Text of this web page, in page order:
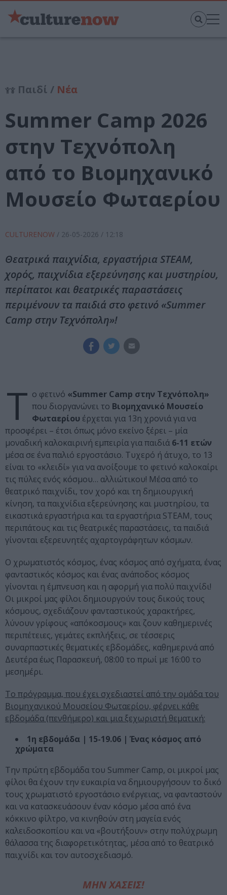
Παιδί / Νέα
Summer Camp 2026
στην Τεχνόπολη
από το Βιομηχανικό
Μουσείο Φωταερίου
CULTURENOW / 26-05-2026 / 12:18
Θεατρικά παιχνίδια, εργαστήρια STEAM,
χορός, παιχνίδια εξερεύνησης και μυστηρίου,
περίπατοι και θεατρικές παραστάσεις
περιμένουν τα παιδιά στο φετινό «Summer
Camp στην Τεχνόπολη»!
Τ ο φετινό «Summer Camp στην Τεχνόπολη»
που διοργανώνει το Βιομηχανικό Μουσείο
Φωταερίου έρχεται για 13η χρονιά για να
προσφέρει – έτσι όπως μόνο εκείνο ξέρει – μία
μοναδική καλοκαιρινή εμπειρία για παιδιά 6-11 ετών
μέσα σε ένα παλιό εργοστάσιο. Τυχερό ή άτυχο, το 13
είναι το «κλειδί» για να ανοίξουμε το φετινό καλοκαίρι
τις πύλες ενός κόσμου… αλλιώτικου! Μέσα από το
θεατρικό παιχνίδι, τον χορό και τη δημιουργική
κίνηση, τα παιχνίδια εξερεύνησης και μυστηρίου, τα
εικαστικά εργαστήρια και τα εργαστήρια STEAM, τους
περιπάτους και τις θεατρικές παραστάσεις, τα παιδιά
γίνονται εξερευνητές αχαρτογράφητων κόσμων.
Ο χρωματιστός κόσμος, ένας κόσμος από σχήματα, ένας
φανταστικός κόσμος και ένας ανάποδος κόσμος
γίνονται η έμπνευση και η αφορμή για πολύ παιχνίδι!
Οι μικροί μας φίλοι δημιουργούν τους δικούς τους
κόσμους, σχεδιάζουν φανταστικούς χαρακτήρες,
λύνουν γρίφους «απόκοσμους» και ζουν καθημερινές
περιπέτειες, γεμάτες εκπλήξεις, σε τέσσερις
συναρπαστικές θεματικές εβδομάδες, καθημερινά από
Δευτέρα έως Παρασκευή, 08:00 το πρωί με 16:00 το
μεσημέρι.
Το πρόγραμμα, που έχει σχεδιαστεί από την ομάδα του
Βιομηχανικού Μουσείου Φωταερίου, φέρνει κάθε
εβδομάδα (πενθήμερο) και μια ξεχωριστή θεματική:
1η εβδομάδα | 15-19.06 | Ένας κόσμος από
χρώματα
Την πρώτη εβδομάδα του Summer Camp, οι μικροί μας
φίλοι θα έχουν την ευκαιρία να δημιουργήσουν το δικό
τους χρωματιστό εργοστάσιο ενέργειας, να φανταστούν
και να κατασκευάσουν έναν κόσμο μέσα από ένα
κόκκινο φίλτρο, να κινηθούν στη μαγεία ενός
καλειδοσκοπίου και να «βουτήξουν» στην πολύχρωμη
θάλασσα της διαφορετικότητας, μέσα από το θεατρικό
παιχνίδι και τον αυτοσχεδιασμό.
ΜΗΝ ΧΑΣΕΙΣ!